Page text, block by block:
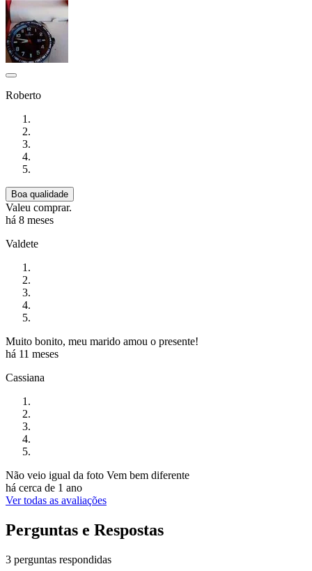
Roberto
Boa qualidade
Valeu comprar.
há 8 meses
Valdete
Muito bonito, meu marido amou o presente!
há 11 meses
Cassiana
Não veio igual da foto Vem bem diferente
há cerca de 1 ano
Ver todas as avaliações
Perguntas e Respostas
3 perguntas respondidas